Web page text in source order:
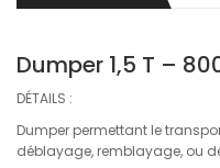
Dumper 1,5 T –
DÉTAILS :
Dumper permettant le
déblayage, remblayage, ou